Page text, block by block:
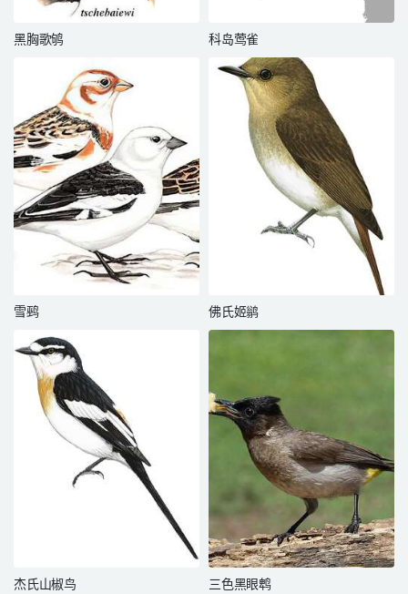
黑胸歌鸲 科岛莺雀
雪鹀 佛氏姬鹟
杰氏山椒鸟 三色黑眼鹎